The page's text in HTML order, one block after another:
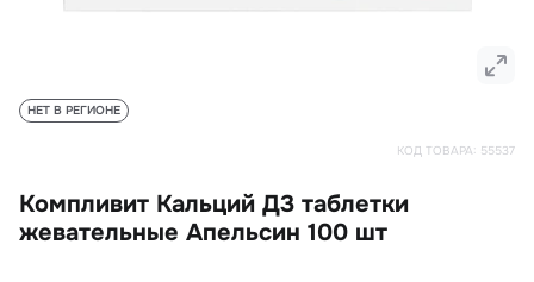
КОД ТОВАРА: 55537
Компливит Кальций Д3 таблетки
жевательные Апельсин 100 шт
НЕТ В РЕГИОНЕ